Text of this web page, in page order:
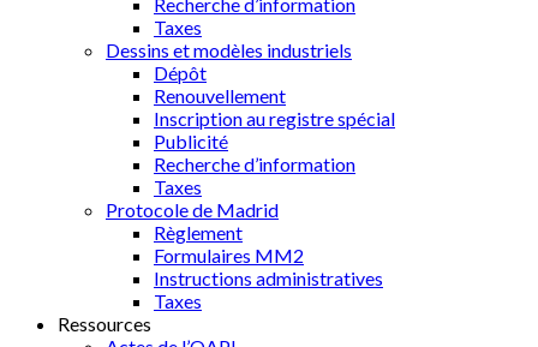
Recherche d’information
Taxes
Dessins et modèles industriels
Dépôt
Renouvellement
Inscription au registre spécial
Publicité
Recherche d’information
Taxes
Protocole de Madrid
Règlement
Formulaires MM2
Instructions administratives
Taxes
Ressources